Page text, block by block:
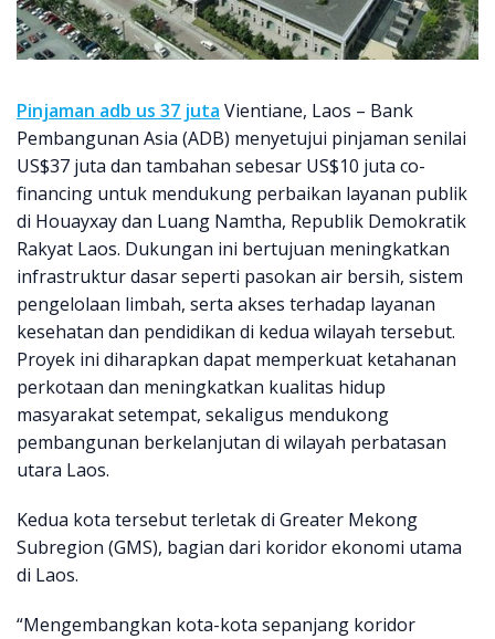
Pinjaman adb us 37 juta Vientiane, Laos – Bank
Pembangunan Asia (ADB) menyetujui pinjaman senilai
US$37 juta dan tambahan sebesar US$10 juta co-
financing untuk mendukung perbaikan layanan publik
di Houayxay dan Luang Namtha, Republik Demokratik
Rakyat Laos. Dukungan ini bertujuan meningkatkan
infrastruktur dasar seperti pasokan air bersih, sistem
pengelolaan limbah, serta akses terhadap layanan
kesehatan dan pendidikan di kedua wilayah tersebut.
Proyek ini diharapkan dapat memperkuat ketahanan
perkotaan dan meningkatkan kualitas hidup
masyarakat setempat, sekaligus mendukong
pembangunan berkelanjutan di wilayah perbatasan
utara Laos.
Kedua kota tersebut terletak di Greater Mekong
Subregion (GMS), bagian dari koridor ekonomi utama
di Laos.
“Mengembangkan kota-kota sepanjang koridor